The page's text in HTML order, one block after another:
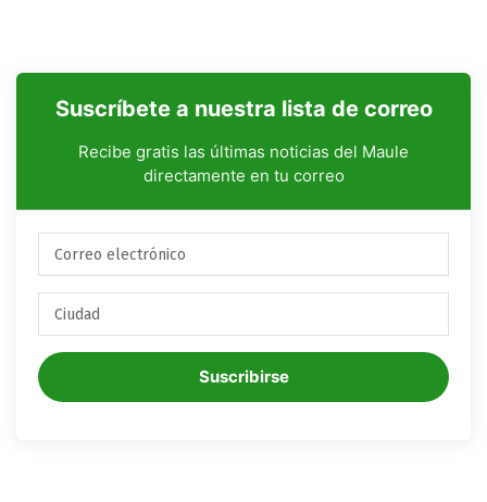
Suscríbete a nuestra lista de correo
Recibe gratis las últimas noticias del Maule
directamente en tu correo
Suscribirse